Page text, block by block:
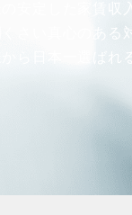
安定した
家賃収
さい真心のある
ら
日本一選ば